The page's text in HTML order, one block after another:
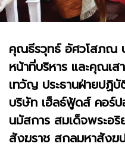
คุณธีรวุทธ์ อัศวโสภณ ป
หน้าที่บริหาร และคุณเ
เทวัญ ประธานฝ่ายปฏิบั
บริษัท เฮ็ลธ์ฟู้ดส์ คอร์ป
นมัสการ สมเด็จพระอ
สังฆราช สกลมหาสังฆ